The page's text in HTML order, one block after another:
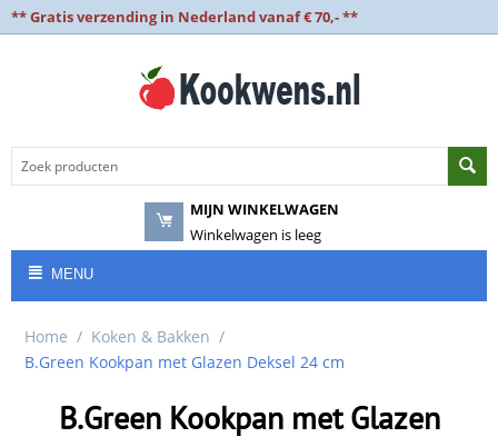
** Gratis verzending in Nederland vanaf € 70,- **
MIJN WINKELWAGEN
Winkelwagen is leeg
MENU
Home / Koken & Bakken /
B.Green Kookpan met Glazen Deksel 24 cm
B.Green Kookpan met Glazen